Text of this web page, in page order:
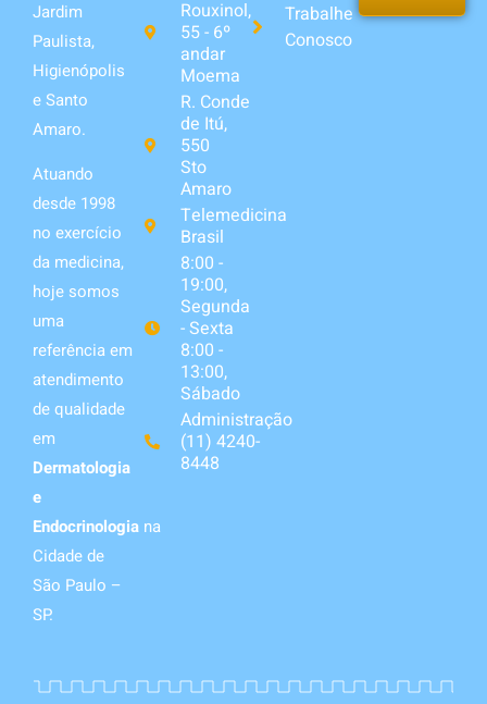
Jardim
Paulista,
Higienópolis
e Santo
Amaro.
Atuando
desde 1998
no exercício
da medicina,
hoje somos
uma
referência em
atendimento
de qualidade
em
Dermatologia
e
Endocrinologia na
Cidade de
São Paulo –
SP.
Rouxinol,
55 - 6º
andar
Moema
R. Conde
de Itú,
550
Sto
Amaro
Telemedicina
Brasil
8:00 -
19:00,
Segunda
- Sexta
8:00 -
13:00,
Sábado
Administração
(11) 4240-
8448
Trabalhe
Conosco